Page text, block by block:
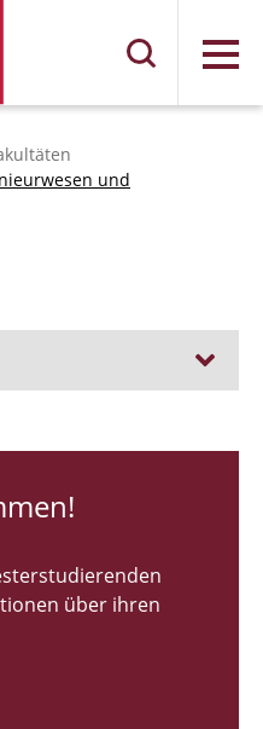
Menü
und
über ihren